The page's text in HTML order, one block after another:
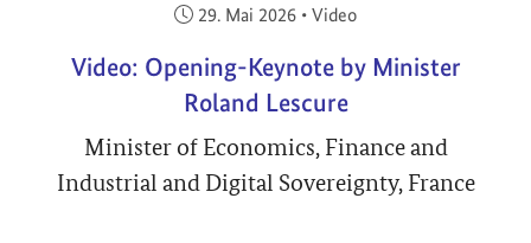
Veröffentlicht am:
29. Mai 2026 • Video
Video: Opening-Keynote by Minister
Roland Lescure
Minister of Economics, Finance and
Industrial and Digital Sovereignty, France